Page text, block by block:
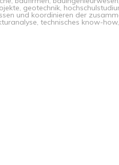
, geotechnik,
und koordinieren der
, technisches know-how,